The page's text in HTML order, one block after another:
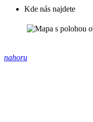
Kde nás najdete
nahoru